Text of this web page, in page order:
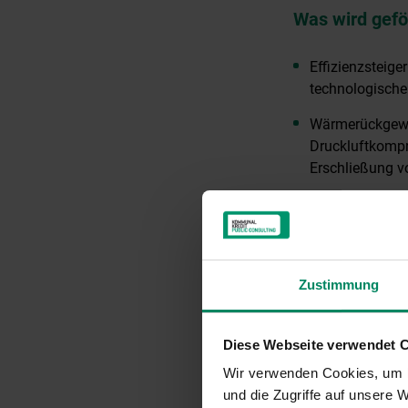
Zustimmung
Diese Webseite verwendet
Wir verwenden Cookies,
und die Zugriffe auf unsere
Was wird
Erschließung
Bescheide
Free-Cooling